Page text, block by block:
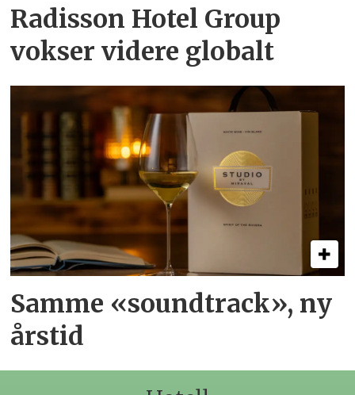
Radisson Hotel Group
vokser videre globalt
Samme «soundtrack», ny
årstid